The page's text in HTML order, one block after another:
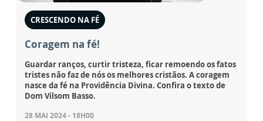
CRESCENDO NA FÉ
Coragem na fé!
Guardar ranços, curtir tristeza, ficar remoendo os fatos
tristes não faz de nós os melhores cristãos. A coragem
nasce da fé na Providência Divina. Confira o texto de
Dom Vilsom Basso.
28 MAI 2024 - 18H00